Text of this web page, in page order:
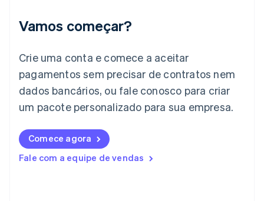
Vamos começar?
Crie uma conta e comece a aceitar
pagamentos sem precisar de contratos nem
dados bancários, ou fale conosco para criar
um pacote personalizado para sua empresa.
Comece agora
Fale com a equipe de vendas
Itália
Japão
Letônia
English
Liechtenstein
Deutsch English
English
Luxemburgo
FrançaisDeutschEnglish